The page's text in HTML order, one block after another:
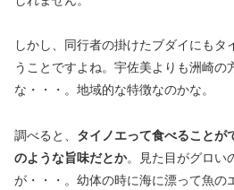
しかし、同行者の掛けたブダイにもタ
うことですよね。宇佐美よりも洲崎の
な・・・。地域的な特徴なのかな。
調べると、 タイノエって食べることが
のような旨味だとか。見た目がグロい
が・・・。幼体の時に海に漂って魚の